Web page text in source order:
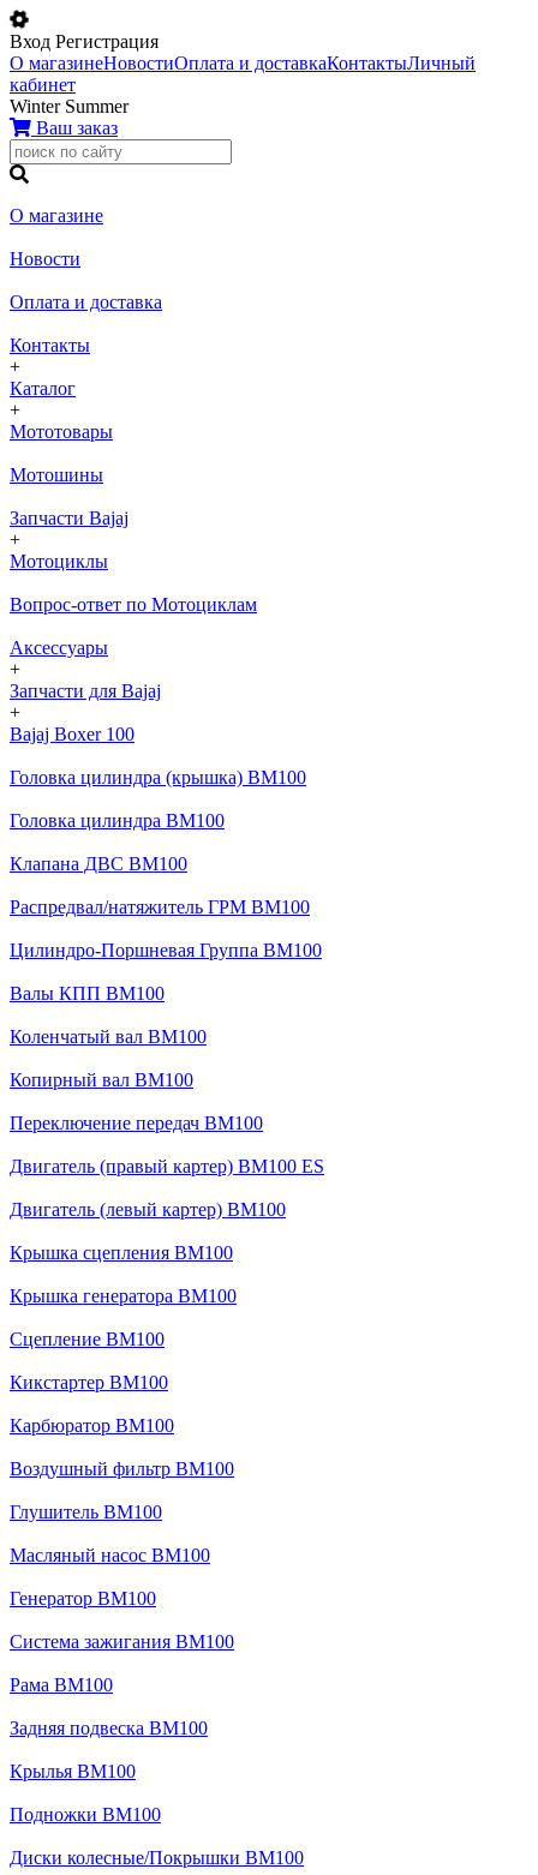
Вход Регистрация
О магазинеНовостиОплата и доставкаКонтактыЛичный
кабинет
Winter Summer
Ваш заказ
О магазине
Новости
Оплата и доставка
Контакты
+
Каталог
+
Мототовары
Мотошины
Запчасти Bajaj
+
Мотоциклы
Вопрос-ответ по Мотоциклам
Аксессуары
+
Запчасти для Bajaj
+
Bajaj Boxer 100
Головка цилиндра (крышка) BM100
Головка цилиндра BM100
Клапана ДВС BM100
Распредвал/натяжитель ГРМ BM100
Цилиндро-Поршневая Группа BM100
Валы КПП BM100
Коленчатый вал BM100
Копирный вал BM100
Переключение передач BM100
Двигатель (правый картер) BM100 ES
Двигатель (левый картер) BM100
Крышка сцепления BM100
Крышка генератора BM100
Сцепление BM100
Кикстартер BM100
Карбюратор BM100
Воздушный фильтр BM100
Глушитель BM100
Масляный насос BM100
Генератор BM100
Система зажигания BM100
Рама BM100
Задняя подвеска BM100
Крылья BM100
Подножки BM100
Диски колесные/Покрышки BM100